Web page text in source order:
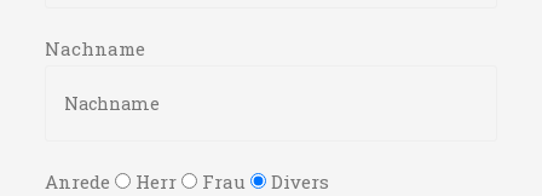
Nachname
Anrede Herr Frau Divers